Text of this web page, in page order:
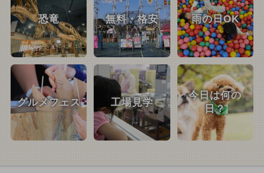
恐竜 無料・格安 雨の日OK
グルメフェス 工場見学
今日は何の
日？